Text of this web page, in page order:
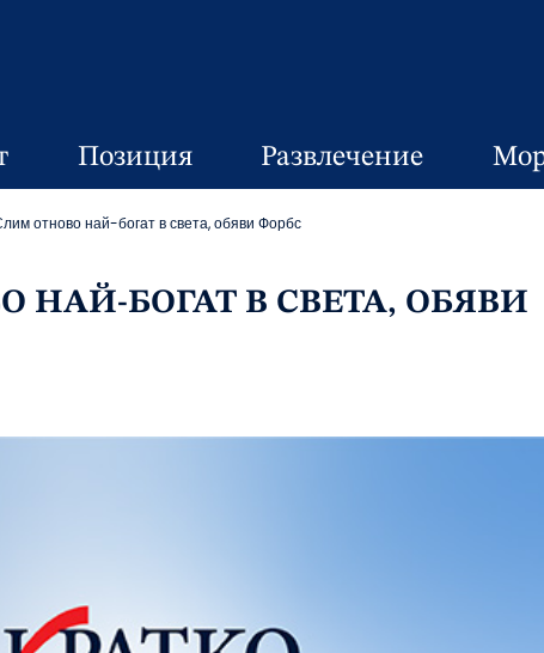
Позиция Развлечение
отново най-богат в света, обяви Форбс
НАЙ-БОГАТ В СВЕТА, ОБЯВИ